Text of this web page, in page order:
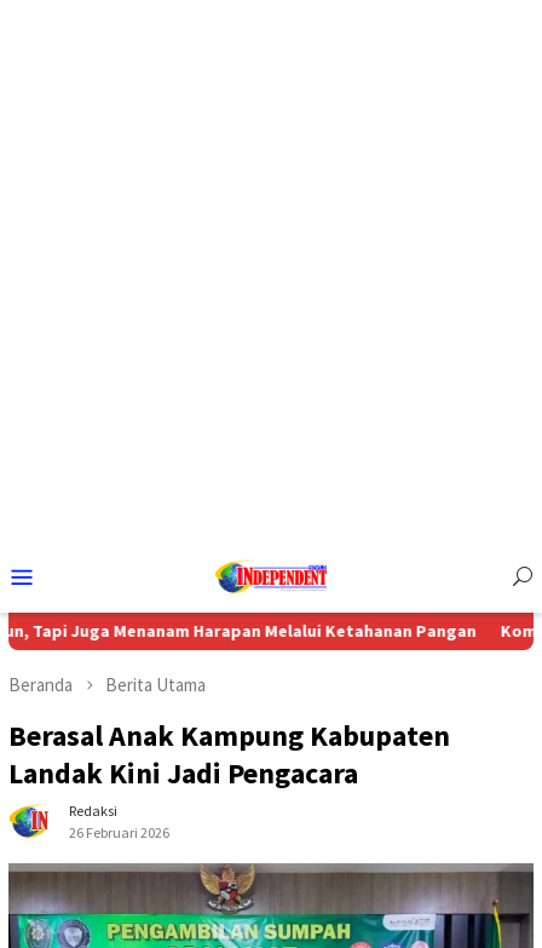
Mobile
Menanam Harapan Melalui Ketahanan Pangan Komisi 4 DPRD
Beranda Berita Utama
Berasal Anak Kampung Kabupaten
Landak Kini Jadi Pengacara
Redaksi
26 Februari 2026